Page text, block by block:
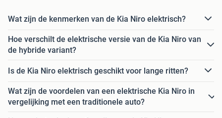
Wat zijn de kenmerken van de Kia Niro elektrisch?
Hoe verschilt de elektrische versie van de Kia Niro van
de hybride variant?
Is de Kia Niro elektrisch geschikt voor lange ritten?
Wat zijn de voordelen van een elektrische Kia Niro in
vergelijking met een traditionele auto?